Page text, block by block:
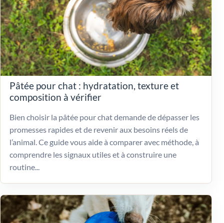
Pâtée pour chat : hydratation, texture et
composition à vérifier
Bien choisir la pâtée pour chat demande de dépasser les
promesses rapides et de revenir aux besoins réels de
l’animal. Ce guide vous aide à comparer avec méthode, à
comprendre les signaux utiles et à construire une
routine...